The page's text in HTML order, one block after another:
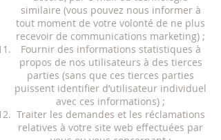
similaire (vous pouvez nous informer à
tout moment de votre volonté de ne plus
recevoir de communications marketing) ;
Fournir des informations statistiques à
propos de nos utilisateurs à des tierces
parties (sans que ces tierces parties
puissent identifier d’utilisateur individuel
avec ces informations) ;
Traiter les demandes et les réclamations
relatives à votre site web effectuées par